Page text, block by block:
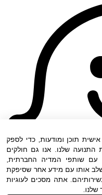
תוכן ומודעות, כדי לספק
שלנו. אנו גם חולקים
שותפי המדיה החברתית,
אותו עם מידע אחר שסיפקת
אתה מסכים לעוגיות